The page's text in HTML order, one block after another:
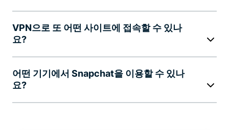
VPN으로 또 어떤 사이트에 접속할 수 있나
요?
어떤 기기에서 Snapchat을 이용할 수 있나
요?